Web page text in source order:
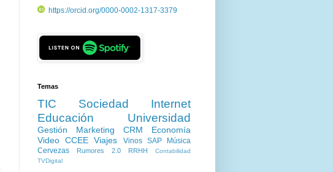
https://orcid.org/0000-0002-1317-3379
Temas
TIC Sociedad
Internet
Educación
Universidad
Gestión Marketing CRM
Economía
Video CCEE Viajes Vinos SAP
Música
Cervezas
Rumores 2.0 RRHH
Contabilidad
TVDigital